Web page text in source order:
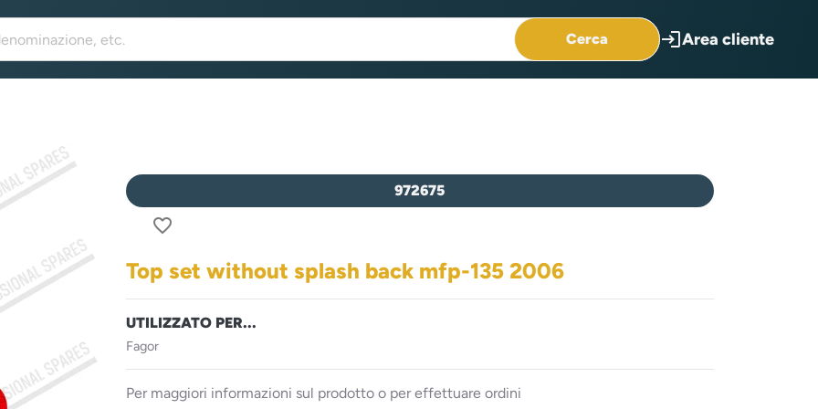
Cerca loginArea cliente
972675
favorite_border
Top set without splash back mfp-135 2006
UTILIZZATO PER...
Fagor
Per maggiori informazioni sul prodotto o per effettuare ordini